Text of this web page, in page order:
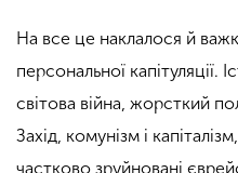
На все це наклалося й
персональної капітуляції.
світова війна, жорсткий
Захід, комунізм і
частково зруйновані